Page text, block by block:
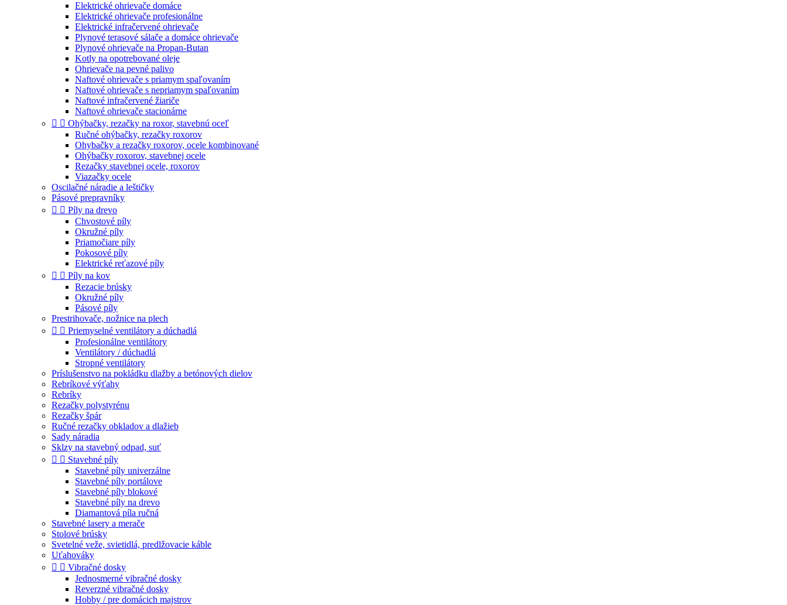
Elektrické ohrievače domáce
Elektrické ohrievače profesionálne
Elektrické infračervené ohrievače
Plynové terasové sálače a domáce ohrievače
Plynové ohrievače na Propan-Butan
Kotly na opotrebované oleje
Ohrievače na pevné palivo
Naftové ohrievače s priamym spaľovaním
Naftové ohrievače s nepriamym spaľovaním
Naftové infračervené žiariče
Naftové ohrievače stacionárne
  Ohýbačky, rezačky na roxor, stavebnú oceľ
Ručné ohýbačky, rezačky roxorov
Ohybačky a rezačky roxorov, ocele kombinované
Ohýbačky roxorov, stavebnej ocele
Rezačky stavebnej ocele, roxorov
Viazačky ocele
Oscilačné náradie a leštičky
Pásové prepravníky
  Píly na drevo
Chvostové píly
Okružné píly
Priamočiare píly
Pokosové píly
Elektrické reťazové píly
  Píly na kov
Rezacie brúsky
Okružné píly
Pásové píly
Prestrihovače, nožnice na plech
  Priemyselné ventilátory a dúchadlá
Profesionálne ventilátory
Ventilátory / dúchadlá
Stropné ventilátory
Príslušenstvo na pokládku dlažby a betónových dielov
Rebríkové výťahy
Rebríky
Rezačky polystyrénu
Rezačky špár
Ručné rezačky obkladov a dlažieb
Sady náradia
Sklzy na stavebný odpad, suť
  Stavebné píly
Stavebné píly univerzálne
Stavebné píly portálove
Stavebné píly blokové
Stavebné píly na drevo
Diamantová píla ručná
Stavebné lasery a merače
Stolové brúsky
Svetelné veže, svietidlá, predlžovacie káble
Uťahováky
  Vibračné dosky
Jednosmerné vibračné dosky
Reverzné vibračné dosky
Hobby / pre domácich majstrov